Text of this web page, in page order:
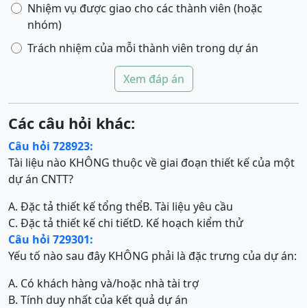
Nhiệm vụ được giao cho các thành viên (hoặc
nhóm)
Trách nhiệm của mỗi thành viên trong dự án
Xem đáp án
Các câu hỏi khác:
Câu hỏi 728923:
Tài liệu nào KHÔNG thuộc về giai đoạn thiết kế của một
dự án CNTT?
A. Đặc tả thiết kế tổng thểB. Tài liệu yêu cầu
C. Đặc tả thiết kế chi tiếtD. Kế hoạch kiểm thử
Câu hỏi 729301:
Yếu tố nào sau đây KHÔNG phải là đặc trưng của dự án:
A. Có khách hàng và/hoặc nhà tài trợ
B. Tính duy nhất của kết quả dự án